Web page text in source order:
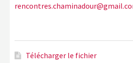
Télécharger le fichier